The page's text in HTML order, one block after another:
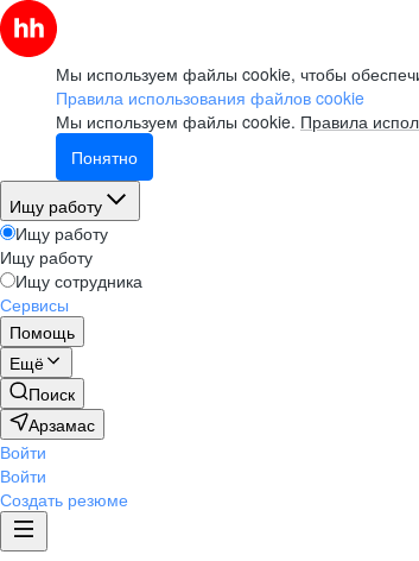
Мы используем файлы cookie, чтобы
Правила использования файлов cookie
Мы используем файлы cookie. Правила
Понятно
Ищу работу
Ищу работу
Ищу работу
Ищу сотрудника
Сервисы
Помощь
Ещё
Поиск
Арзамас
Войти
Войти
Создать резюме